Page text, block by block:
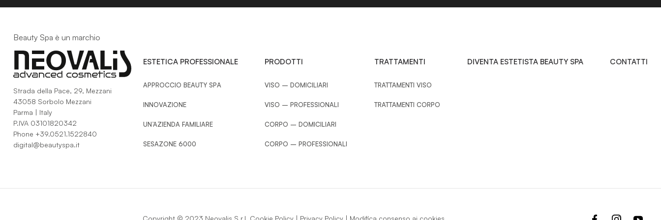
Beauty Spa è un marchio
Strada della Pace, 29, Mezzani
43058 Sorbolo Mezzani
Parma | Italy
P.IVA 03101820342
Phone +39.0521.1522840
digital@beautyspa.it
ESTETICA PROFESSIONALE
APPROCCIO BEAUTY SPA
INNOVAZIONE
UN’AZIENDA FAMILIARE
SESAZONE 6000
PRODOTTI
VISO – DOMICILIARI
VISO – PROFESSIONALI
CORPO – DOMICILIARI
CORPO – PROFESSIONALI
TRATTAMENTI
TRATTAMENTI VISO
TRATTAMENTI CORPO
DIVENTA ESTETISTA BEAUTY SPA CONTATTI
facebookinstagram